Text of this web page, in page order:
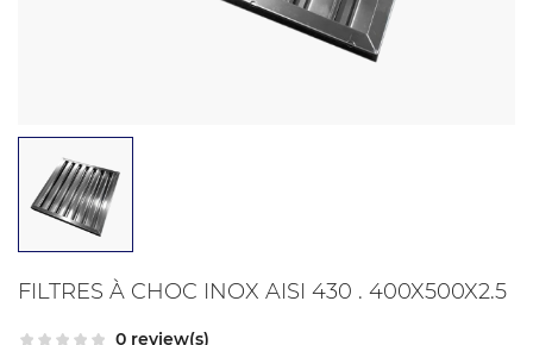
FILTRES À CHOC INOX AISI 430 . 400X500X2.5
0 review(s)